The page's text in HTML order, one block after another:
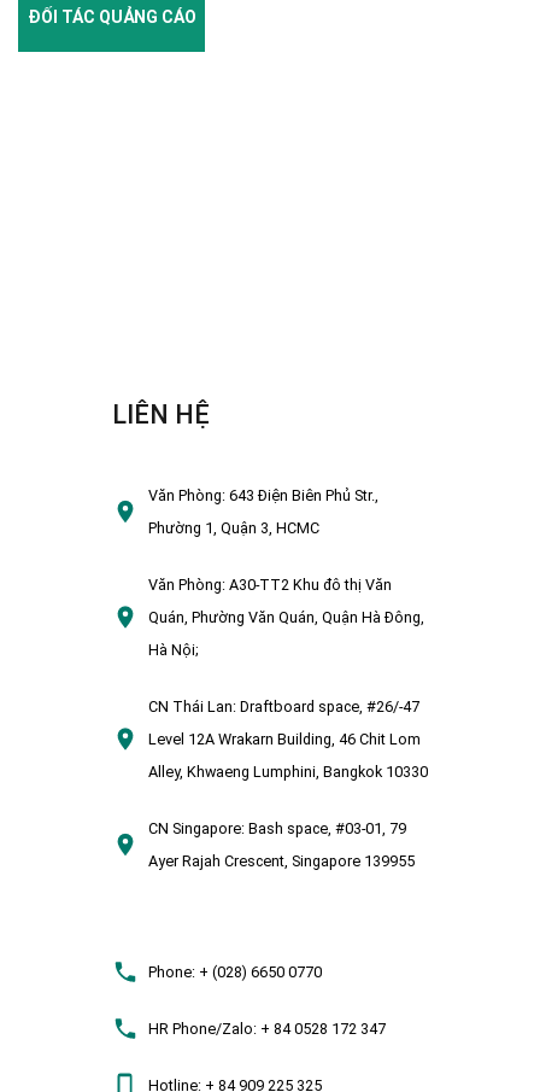
ĐỐI TÁC QUẢNG CÁO
LIÊN HỆ
Văn Phòng:643 Điện Biên Phủ Str.,
Phường 1, Quận 3, HCMC
Văn Phòng:A30-TT2 Khu đô thị Văn
Quán, Phường Văn Quán, Quận Hà Đông,
Hà Nội;
CN Thái Lan: Draftboard space, #26/-47
Level 12A Wrakarn Building, 46 Chit Lom
Alley, Khwaeng Lumphini, Bangkok 10330
CN Singapore: Bash space, #03-01, 79
Ayer Rajah Crescent, Singapore 139955
Phone:+ (028) 6650 0770
HR Phone/Zalo:+ 84 0528 172 347
Hotline:+ 84 909 225 325